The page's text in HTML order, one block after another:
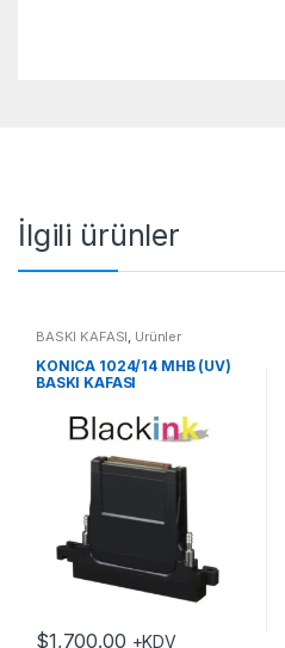
İlgili ürünler
BASKI KAFASI Ürünler
KONICA 1024/14 MHB (UV)
BASKI KAFASI
$1,700.00 +KDV